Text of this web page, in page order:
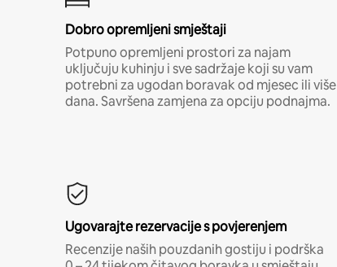
Dobro opremljeni smještaji
Potpuno opremljeni prostori za najam
uključuju kuhinju i sve sadržaje koji su vam
potrebni za ugodan boravak od mjesec ili više
dana. Savršena zamjena za opciju podnajma.
Ugovarajte rezervacije s povjerenjem
Recenzije naših pouzdanih gostiju i podrška